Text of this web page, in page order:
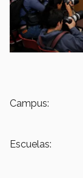
Campus:
Escuelas: